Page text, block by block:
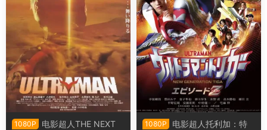
1080P
电影超人THE NEXT
1080P
电影超人托利加：特